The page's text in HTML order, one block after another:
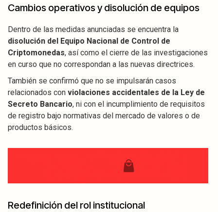
Cambios operativos y disolución de equipos
Dentro de las medidas anunciadas se encuentra la
disolución del Equipo Nacional de Control de
Criptomonedas, así como el cierre de las investigaciones
en curso que no correspondan a las nuevas directrices.
También se confirmó que no se impulsarán casos
relacionados con violaciones accidentales de la Ley de
Secreto Bancario, ni con el incumplimiento de requisitos
de registro bajo normativas del mercado de valores o de
productos básicos.
Redefinición del rol institucional